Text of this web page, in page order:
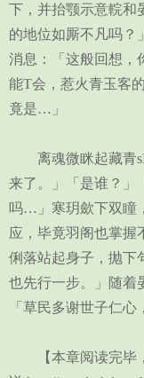
下，并抬颚示意輐和
的地位如厮不凡吗？
消息：「这般回想，
能T会，惹火青玉客
竟是…」
离魂微眯起藏青sE
来了。」「是谁？」
吗…」寒玥歛下双瞳
应，毕竟羽阁也掌握
俐落站起身子，抛下
也先行一步。」随着
「草民多谢世子仁心
【本章阅读完毕